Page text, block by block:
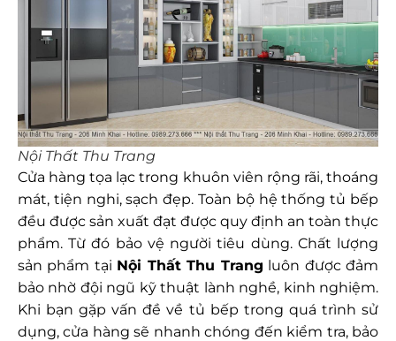
Nội Thất Thu Trang
Cửa hàng tọa lạc trong khuôn viên rộng rãi, thoáng
mát, tiện nghi, sạch đẹp. Toàn bộ hệ thống tủ bếp
đều được sản xuất đạt được quy định an toàn thực
phẩm. Từ đó bảo vệ người tiêu dùng. Chất lượng
sản phẩm tại Nội Thất Thu Trang luôn được đảm
bảo nhờ đội ngũ kỹ thuật lành nghề, kinh nghiệm.
Khi bạn gặp vấn đề về tủ bếp trong quá trình sử
dụng, cửa hàng sẽ nhanh chóng đến kiểm tra, bảo